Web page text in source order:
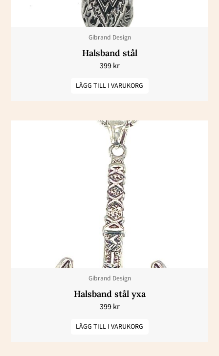
Gibrand Design
Halsband stål
399kr
LÄGG TILL I VARUKORG
Gibrand Design
Halsband stål yxa
399kr
LÄGG TILL I VARUKORG